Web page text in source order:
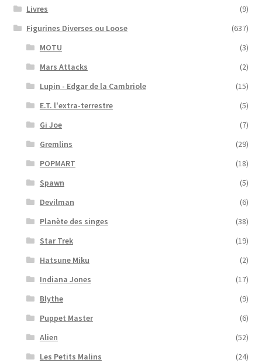
Livres
(9)
Figurines Diverses ou Loose
(637)
MOTU
(3)
Mars Attacks
(2)
Lupin - Edgar de la Cambriole
(15)
E.T. l'extra-terrestre
(5)
Gi Joe
(7)
Gremlins
(29)
POPMART
(18)
Spawn
(5)
Devilman
(6)
Planète des singes
(38)
Star Trek
(19)
Hatsune Miku
(2)
Indiana Jones
(17)
Blythe
(9)
Puppet Master
(6)
Alien
(52)
Les Petits Malins
(24)